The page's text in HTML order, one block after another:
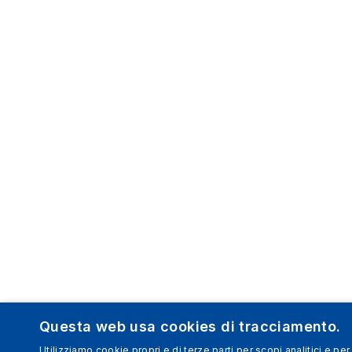
Questa web usa cookies di tracciamento.